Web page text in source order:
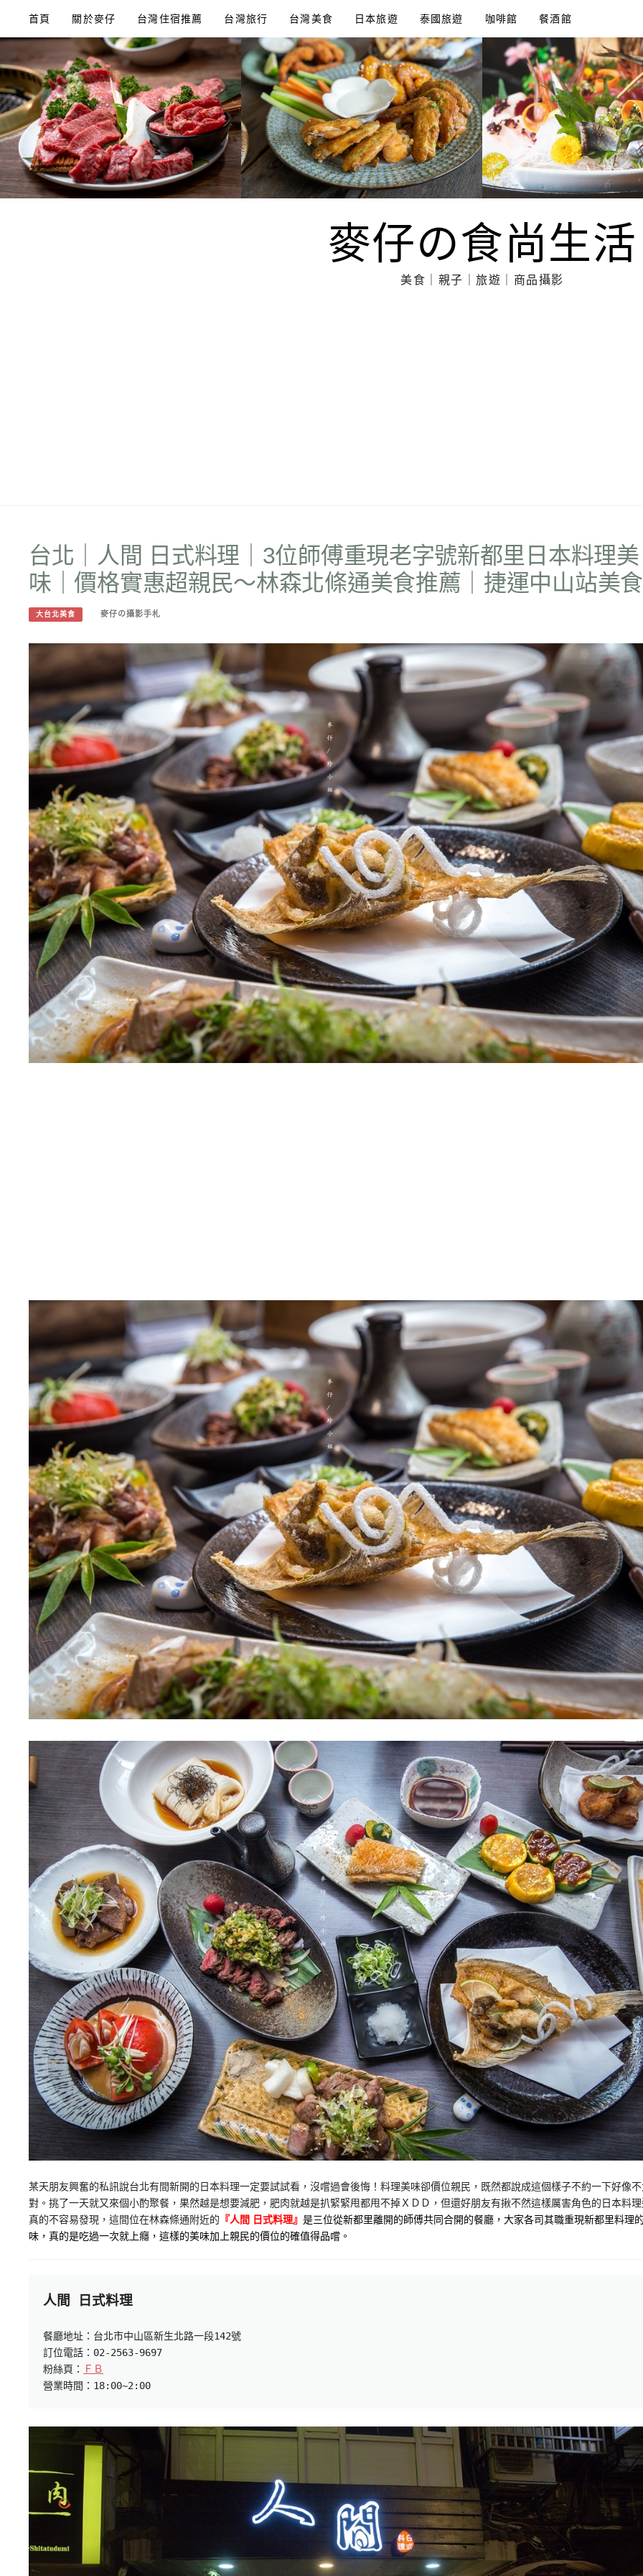
content
首頁 關於麥仔 台灣住宿推薦 台灣旅行 台灣美食 日本旅遊 泰國旅遊 咖啡館 餐酒館
麥仔の食尚生活
美食｜親子｜旅遊｜商品攝影
台北｜人間 日式料理｜3位師傅重現老字號新都里日本料理美
味｜價格實惠超親民～林森北條通美食推薦｜捷運中山站美食
大台北美食 麥仔の攝影手札
某天朋友興奮的私訊說台北有間新開的日本料理一定要試試看，沒嚐過會後悔！料理美味卻價位親民，既然都說成這個樣子不約一下好像
對。挑了一天就又來個小酌聚餐，果然越是想要減肥，肥肉就越是扒緊緊甩都甩不掉ＸＤＤ，但還好朋友有揪不然這樣厲害角色的日本料
真的不容易發現，這間位在林森條通附近的 『人間 日式料理』 是三位從新都里離開的師傅共同合開的餐廳，大家各司其職重現新都里料理
味，真的是吃過一次就上癮，這樣的美味加上親民的價位的確值得品嚐。
餐廳地址：台北市中山區新生北路一段142號
訂位電話：02-2563-9697
粉絲頁：
ＦＢ
營業時間：18:00~2:00